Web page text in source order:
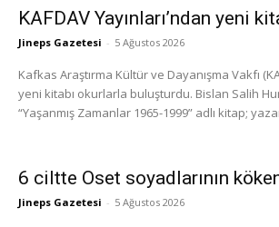
KAFDAV Yayınları’ndan yeni
Jineps Gazetesi - 5 Ağustos 2026
Kafkas Araştırma Kültür ve Dayanışma Vakfı
yeni kitabı okurlarla buluşturdu. Bislan Salih
“Yaşanmış Zamanlar 1965-1999” adlı kitap;
6 ciltte Oset soyadlarının
Jineps Gazetesi - 5 Ağustos 2026